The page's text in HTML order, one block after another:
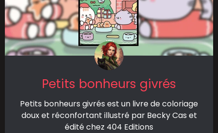
Petits bonheurs givrés
Petits bonheurs givrés est un livre de coloriage
doux et réconfortant illustré par Becky Cas et
édité chez 404 Editions